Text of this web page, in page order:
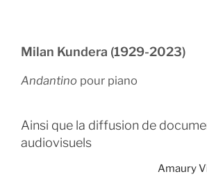
Milan Kundera (1929-2023)
Andantino pour piano
Ainsi que la diffusion de
audiovisuels
Amaury